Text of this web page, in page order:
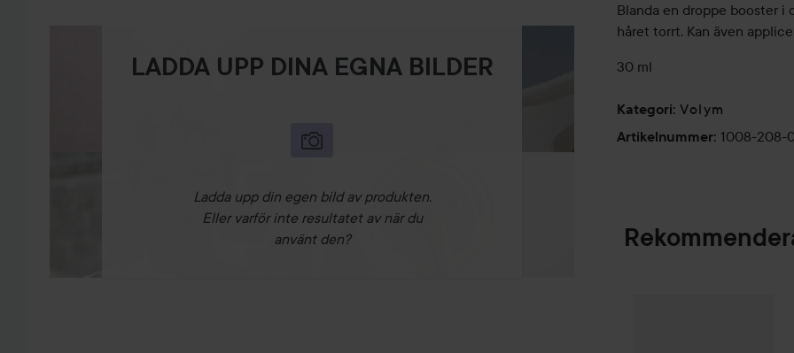
LADDA UPP DINA EGNA BILDER
Ladda upp din egen bild av produkten.
Eller varför inte resultatet av när du
använt den?
Blanda en droppe booster i
håret torrt. Kan även
30 ml
Kategori: Volym
Artikelnummer: 1008-208-